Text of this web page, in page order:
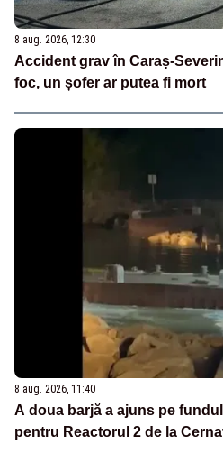
8 aug. 2026, 12:30
Accident grav în Caraș-
foc, un șofer ar putea fi mort
8 aug. 2026, 11:40
A doua barjă a ajuns pe
pentru Reactorul 2 de la